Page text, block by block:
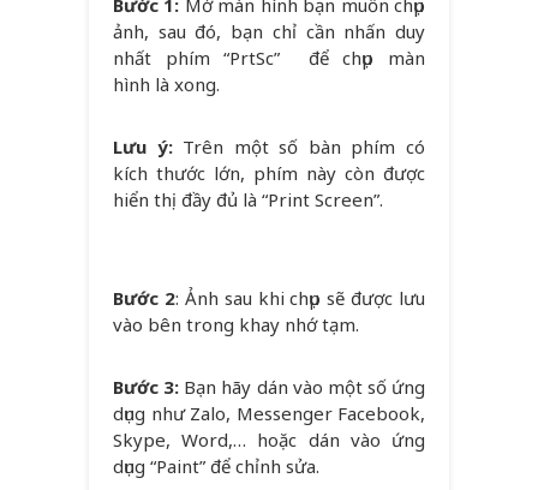
Bước 1: Mở màn hình bạn muốn chụp
ảnh, sau đó, bạn chỉ cần nhấn duy
nhất phím “PrtSc” để chụp màn
hình là xong.
Lưu ý: Trên một số bàn phím có
kích thước lớn, phím này còn được
hiển thị đầy đủ là “Print Screen”.
Bước 2: Ảnh sau khi chụp sẽ được lưu
vào bên trong khay nhớ tạm.
Bước 3: Bạn hãy dán vào một số ứng
dụng như Zalo, Messenger Facebook,
Skype, Word,… hoặc dán vào ứng
dụng “Paint” để chỉnh sửa.